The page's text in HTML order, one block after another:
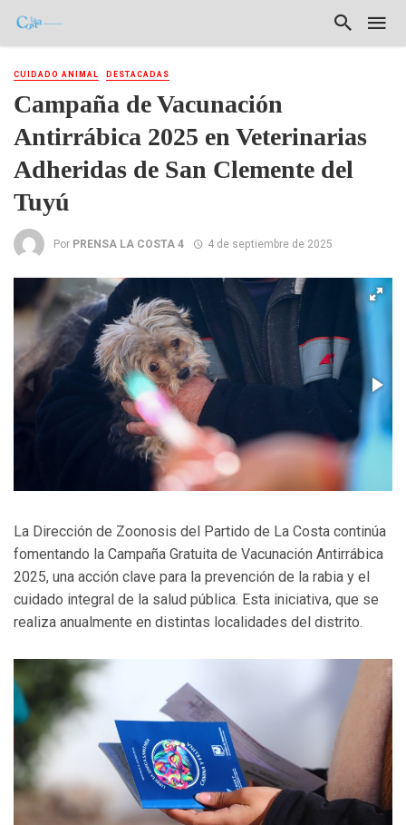
CUIDADO ANIMAL DESTACADAS
Campaña de Vacunación
Antirrábica 2025 en Veterinarias
Adheridas de San Clemente del
Tuyú
Por PRENSA LA COSTA 4 4 de septiembre de 2025
La Dirección de Zoonosis del Partido de La Costa continúa
fomentando la Campaña Gratuita de Vacunación Antirrábica
2025, una acción clave para la prevención de la rabia y el
cuidado integral de la salud pública. Esta iniciativa, que se
realiza anualmente en distintas localidades del distrito.